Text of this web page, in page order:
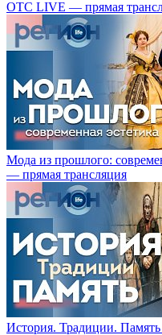
ОТС LIVE — прямая
Мода из прошлого:
— прямая трансляция
История. Традиции.